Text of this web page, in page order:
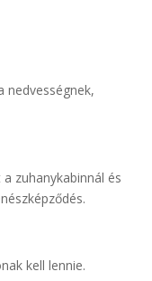
nedvességnek,
zuhanykabinnál és
kell lennie.